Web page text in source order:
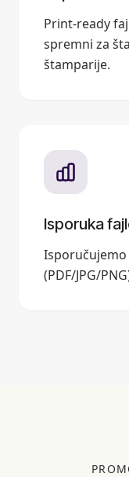
Print-ready
spremni za
štamparije.
Isporuka
(PDF/JPG/